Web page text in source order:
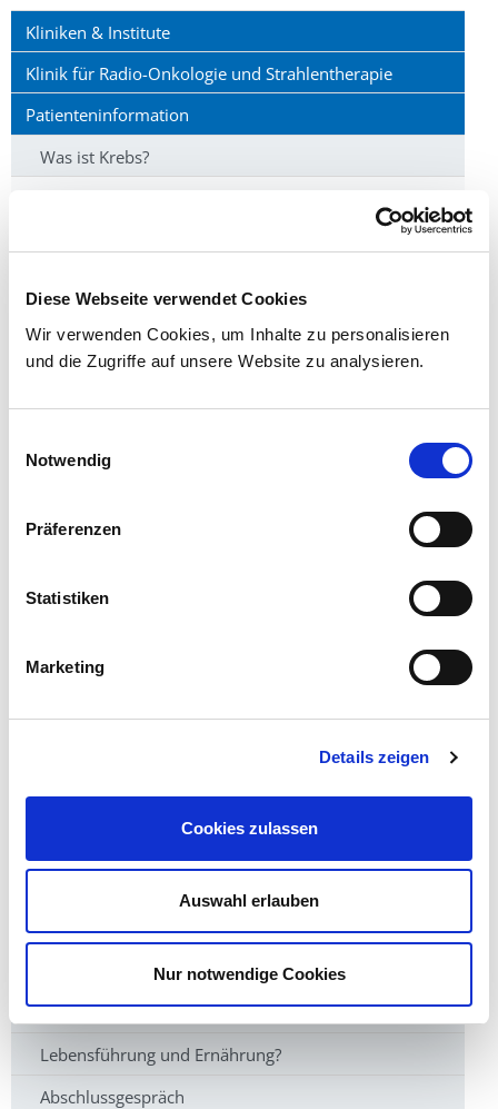
Diese Webseite verwendet Cookies
Wir verwenden Cookies, um Inhalte zu personalisieren
und die Zugriffe auf unsere Website zu analysieren.
Notwendig
Präferenzen
Statistiken
Marketing
Details zeigen
Cookies zulassen
Auswahl erlauben
Nur notwendige Cookies
Kliniken & Institute
Klinik für Radio-Onkologie und Strahlentherapie
Patienteninformation
Was ist Krebs?
Was ist das Ziel der Strahlentherapie?
Was passiert bei der Operation?
Was ist Chemotherapie?
Wie ist der zeitliche Ablauf der Bestrahlung?
so lange?
der Bestrahlung?
Wozu dienen die Aufnahmen?
Welche Nebenwirkungen können auftreten?
Was ist eine stereotaktische Bestrahlung?
Ist man fahrtüchtig?
Nebenwirkungen
Nachsorge
Lebensführung und Ernährung?
Abschlussgespräch